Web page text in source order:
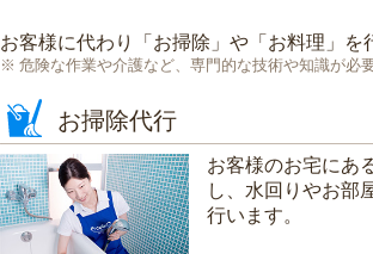
お客様に代わり「 お掃除 」や「 お料理 」を
危険な作業や介護など、専門的な技術や知識が必
お掃除代行
お客様のお宅にあ
し、水回りやお部
行います。